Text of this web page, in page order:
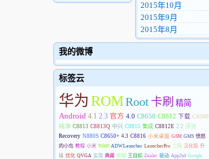
2015年10月
2015年9月
2015年8月
我的微博
标签云
华为ROMRoot 卡刷 精简
Android 4.1 2.3 官方 4.0 C8650 C8812 下载 C8500
纯净 C8813 C8813Q 中兴 C8815 集成 C8812E 2.2 评测
Recovery N880S C8650+ 4.3 C8816 小米桌面 GSM GMS 愤怒
的小鸟 教程 小米 N600 ADWLauncher LauncherPro 三网 汉化版 升
级 优化 QVGA 实用 典藏 荣耀 王自如 Zealer 驱动 App2sd Google